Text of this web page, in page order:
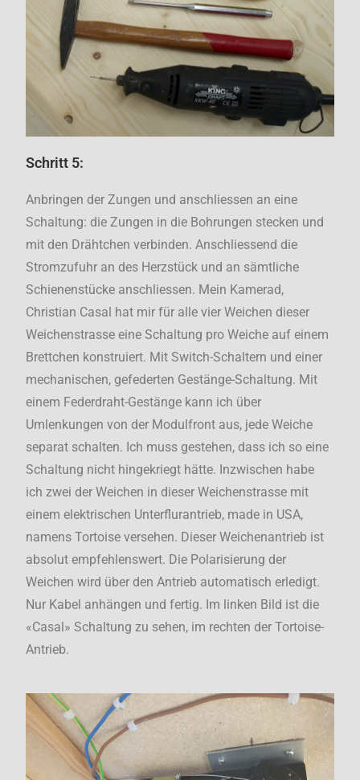
Schritt 5:
Anbringen der Zungen und anschliessen an eine
Schaltung: die Zungen in die Bohrungen stecken und
mit den Drähtchen verbinden. Anschliessend die
Stromzufuhr an des Herzstück und an sämtliche
Schienenstücke anschliessen. Mein Kamerad,
Christian Casal hat mir für alle vier Weichen dieser
Weichenstrasse eine Schaltung pro Weiche auf einem
Brettchen konstruiert. Mit Switch-Schaltern und einer
mechanischen, gefederten Gestänge-Schaltung. Mit
einem Federdraht-Gestänge kann ich über
Umlenkungen von der Modulfront aus, jede Weiche
separat schalten. Ich muss gestehen, dass ich so eine
Schaltung nicht hingekriegt hätte. Inzwischen habe
ich zwei der Weichen in dieser Weichenstrasse mit
einem elektrischen Unterflurantrieb, made in USA,
namens Tortoise versehen. Dieser Weichenantrieb ist
absolut empfehlenswert. Die Polarisierung der
Weichen wird über den Antrieb automatisch erledigt.
Nur Kabel anhängen und fertig. Im linken Bild ist die
«Casal» Schaltung zu sehen, im rechten der Tortoise-
Antrieb.